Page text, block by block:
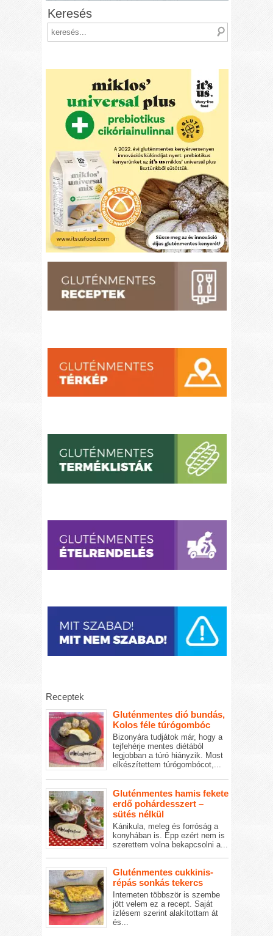
Keresés
Receptek
Gluténmentes dió bundás,
Kolos féle túrógombóc
Bizonyára tudjátok már, hogy a
tejfehérje mentes diétából
legjobban a túró hiányzik. Most
elkészítettem túrógombócot,...
Gluténmentes hamis fekete
erdő pohárdesszert –
sütés nélkül
Kánikula, meleg és forróság a
konyhában is. Épp ezért nem is
szerettem volna bekapcsolni a...
Gluténmentes cukkinis-
répás sonkás tekercs
Interneten többször is szembe
jött velem ez a recept. Saját
ízlésem szerint alakítottam át
és...